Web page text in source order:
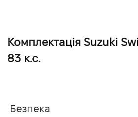
Тканинна оббивка сидінь
Полиця багажного відсіку
Комплектація Suzuki
83 к.с.
Безпека